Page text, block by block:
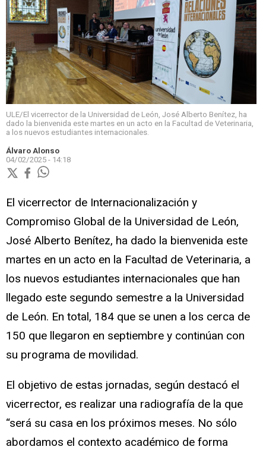
ULE/El vicerrector de la Universidad de León, José Alberto Benítez, ha
dado la bienvenida este martes en un acto en la Facultad de Veterinaria,
a los nuevos estudiantes internacionales.
Álvaro Alonso
04/02/2025 - 14:18
El vicerrector de Internacionalización y
Compromiso Global de la Universidad de León,
José Alberto Benítez, ha dado la bienvenida este
martes en un acto en la Facultad de Veterinaria, a
los nuevos estudiantes internacionales que han
llegado este segundo semestre a la Universidad
de León. En total, 184 que se unen a los cerca de
150 que llegaron en septiembre y continúan con
su programa de movilidad.
El objetivo de estas jornadas, según destacó el
vicerrector, es realizar una radiografía de la que
“será su casa en los próximos meses. No sólo
abordamos el contexto académico de forma